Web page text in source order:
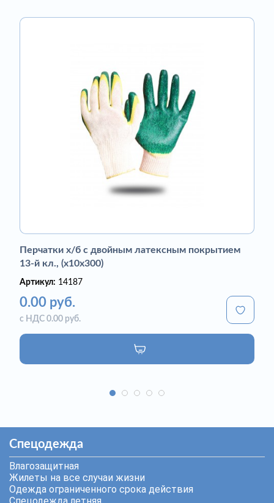
Перчатки х/б с двойным латексным покрытием
13-й кл., (х10х300)
Артикул: 14187
0.00 руб.
с НДС 0.00 руб.
Спецодежда
Влагозащитная
Жилеты на все случаи жизни
Одежда ограниченного срока действия